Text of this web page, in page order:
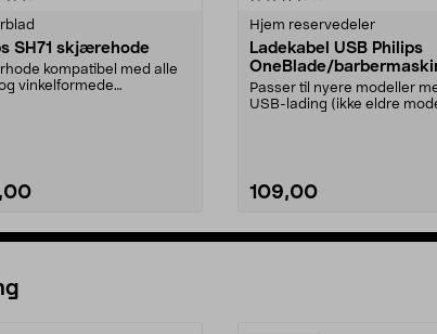
SH71 skjærehode
kompatibel med alle
vinkelformede
Hjem reservedeler
Ladekabel USB Philips
OneBlade/
Passer til nyere modeller
USB-lading (ikke eldre
109,00